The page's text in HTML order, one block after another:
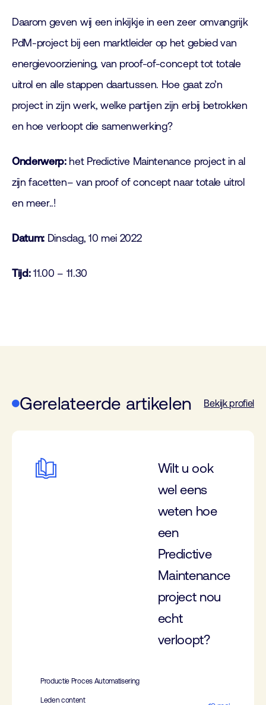
Daarom geven wij een inkijkje in een zeer omvangrijk
PdM-project bij een marktleider op het gebied van
energievoorziening, van proof-of-concept tot totale
uitrol en alle stappen daartussen. Hoe gaat zo’n
project in zijn werk, welke partijen zijn erbij betrokken
en hoe verloopt die samenwerking?
Onderwerp:het Predictive Maintenance project in al
zijn facetten– van proof of concept naar totale uitrol
en meer..!
Datum: Dinsdag, 10 mei 2022
Tijd:11.00 – 11.30
Gerelateerde artikelen Bekijk profiel
Wilt u ook
wel eens
weten hoe
een
Predictive
Maintenance
project nou
echt
verloopt?
Productie Proces Automatisering
Leden content